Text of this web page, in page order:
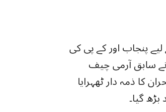
پنجاب اور کے پی کی
نے سابق آرمی چیف
کا ذمہ دار ٹھہرایا
گیا۔